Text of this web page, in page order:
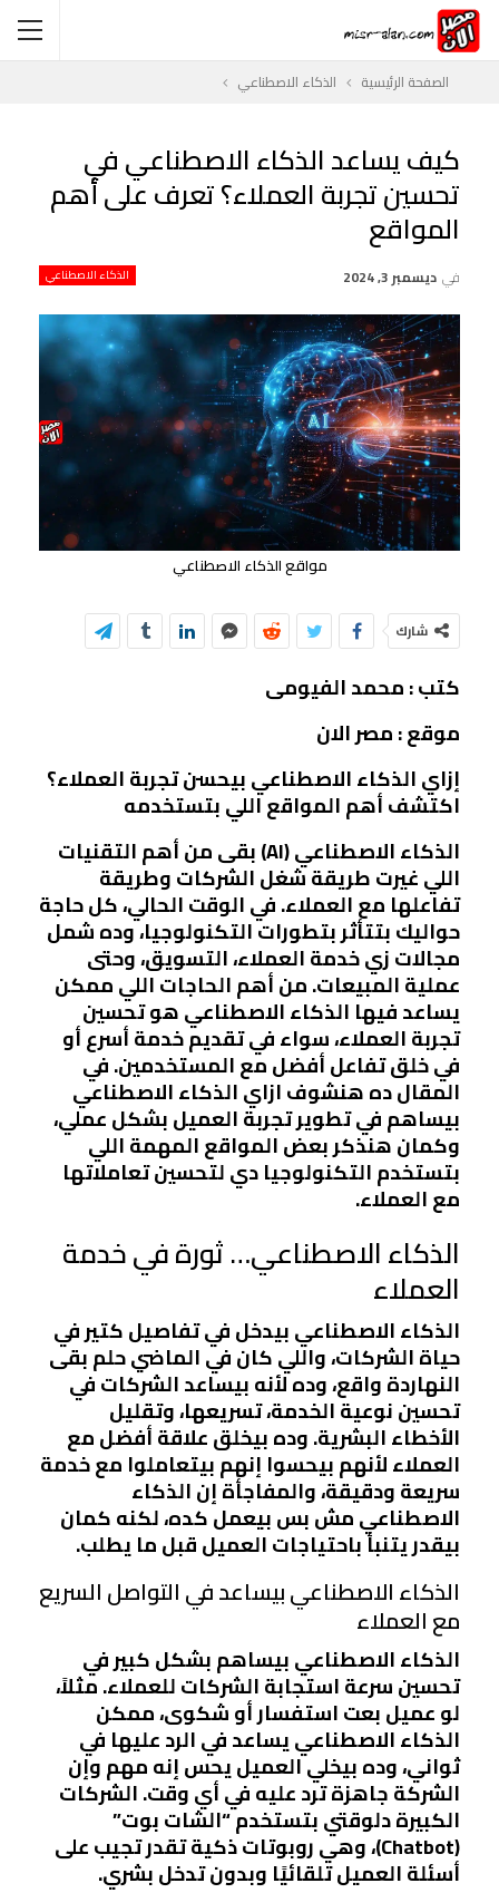
الصفحة الرئيسية الذكاء الاصطناعي
كيف يساعد الذكاء الاصطناعي في
تحسين تجربة العملاء؟ تعرف على أهم
المواقع
الذكاء الاصطناعي في ديسمبر 3, 2024
مواقع الذكاء الاصطناعي
شارك
كتب : محمد الفيومى
موقع : مصر الان
إزاي الذكاء الاصطناعي بيحسن تجربة العملاء؟
اكتشف أهم المواقع اللي بتستخدمه
الذكاء الاصطناعي (AI) بقى من أهم التقنيات
اللي غيرت طريقة شغل الشركات وطريقة
تفاعلها مع العملاء. في الوقت الحالي، كل حاجة
حواليك بتتأثر بتطورات التكنولوجيا، وده شمل
مجالات زي خدمة العملاء، التسويق، وحتى
عملية المبيعات. من أهم الحاجات اللي ممكن
يساعد فيها الذكاء الاصطناعي هو تحسين
تجربة العملاء، سواء في تقديم خدمة أسرع أو
في خلق تفاعل أفضل مع المستخدمين. في
المقال ده هنشوف ازاي الذكاء الاصطناعي
بيساهم في تطوير تجربة العميل بشكل عملي،
وكمان هنذكر بعض المواقع المهمة اللي
بتستخدم التكنولوجيا دي لتحسين تعاملاتها
مع العملاء.
الذكاء الاصطناعي… ثورة في خدمة
العملاء
الذكاء الاصطناعي بيدخل في تفاصيل كتير في
حياة الشركات، واللي كان في الماضي حلم بقى
النهاردة واقع، وده لأنه بيساعد الشركات في
تحسين نوعية الخدمة، تسريعها، وتقليل
الأخطاء البشرية. وده بيخلق علاقة أفضل مع
العملاء لأنهم بيحسوا إنهم بيتعاملوا مع خدمة
سريعة ودقيقة، والمفاجأة إن الذكاء
الاصطناعي مش بس بيعمل كده، لكنه كمان
بيقدر يتنبأ باحتياجات العميل قبل ما يطلب.
الذكاء الاصطناعي بيساعد في التواصل السريع
مع العملاء
الذكاء الاصطناعي بيساهم بشكل كبير في
تحسين سرعة استجابة الشركات للعملاء. مثلاً،
لو عميل بعت استفسار أو شكوى، ممكن
الذكاء الاصطناعي يساعد في الرد عليها في
ثواني، وده بيخلي العميل يحس إنه مهم وإن
الشركة جاهزة ترد عليه في أي وقت. الشركات
الكبيرة دلوقتي بتستخدم “الشات بوت”
(Chatbot)، وهي روبوتات ذكية تقدر تجيب على
أسئلة العميل تلقائيًا وبدون تدخل بشري.